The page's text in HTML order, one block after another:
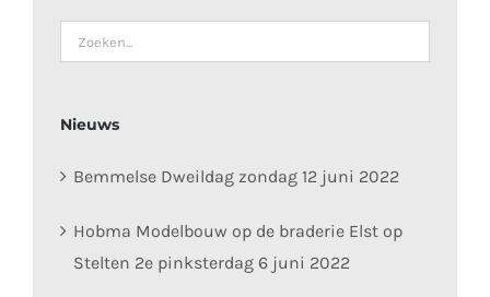
Nieuws
Bemmelse Dweildag zondag 12 juni 2022
Hobma Modelbouw op de braderie Elst op
Stelten 2e pinksterdag 6 juni 2022